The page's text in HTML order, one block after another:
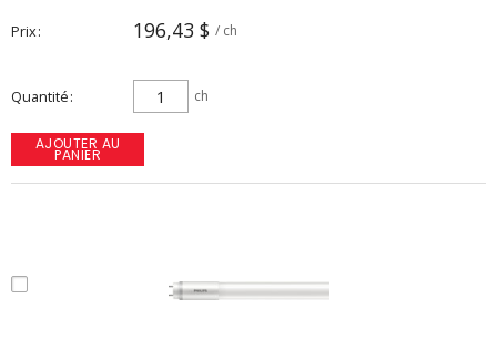
Prix 196,43 $ / ch
Quantité ch
AJOUTER AU
PANIER